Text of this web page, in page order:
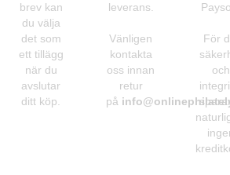
brev kan
du välja
det som
ett tillägg
när du
avslutar
ditt köp.
leverans.
Vänligen
kontakta
oss innan
retur
på
För
och